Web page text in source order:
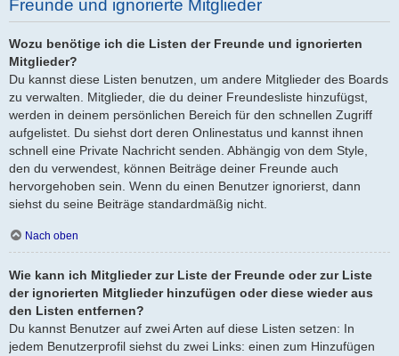
Freunde und ignorierte Mitglieder
Wozu benötige ich die Listen der Freunde und ignorierten
Mitglieder?
Du kannst diese Listen benutzen, um andere Mitglieder des Boards
zu verwalten. Mitglieder, die du deiner Freundesliste hinzufügst,
werden in deinem persönlichen Bereich für den schnellen Zugriff
aufgelistet. Du siehst dort deren Onlinestatus und kannst ihnen
schnell eine Private Nachricht senden. Abhängig von dem Style,
den du verwendest, können Beiträge deiner Freunde auch
hervorgehoben sein. Wenn du einen Benutzer ignorierst, dann
siehst du seine Beiträge standardmäßig nicht.
Nach oben
Wie kann ich Mitglieder zur Liste der Freunde oder zur Liste
der ignorierten Mitglieder hinzufügen oder diese wieder aus
den Listen entfernen?
Du kannst Benutzer auf zwei Arten auf diese Listen setzen: In
jedem Benutzerprofil siehst du zwei Links: einen zum Hinzufügen